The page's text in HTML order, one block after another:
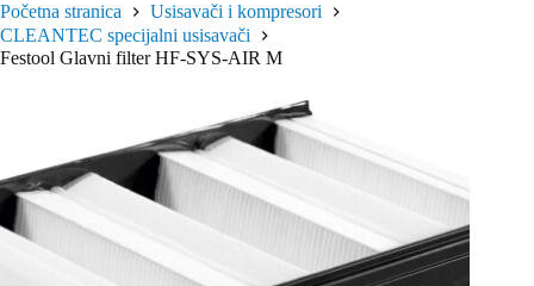
Početna stranica
Usisavači i kompresori
CLEANTEC specijalni usisavači
Festool Glavni filter HF-SYS-AIR M